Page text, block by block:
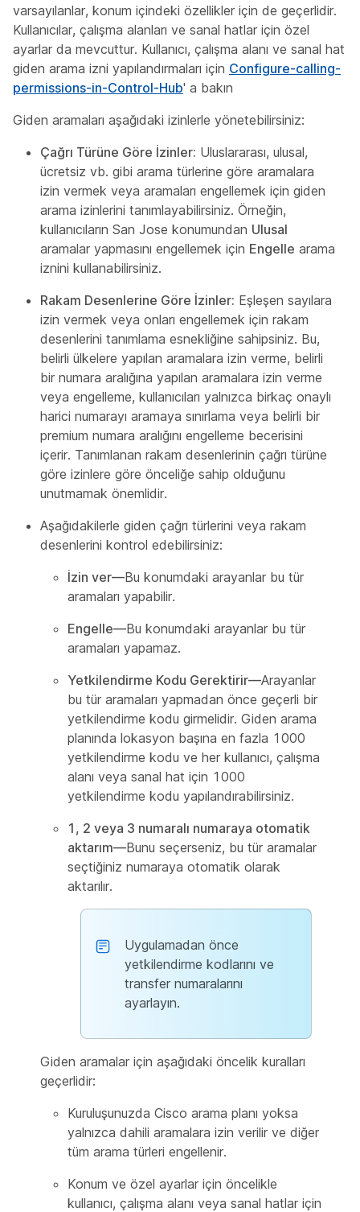
varsayılanlar, konum içindeki özellikler için de geçerlidir.
Kullanıcılar, çalışma alanları ve sanal hatlar için özel
ayarlar da mevcuttur. Kullanıcı, çalışma alanı ve sanal hat
giden arama izni yapılandırmaları için Configure-calling-
permissions-in-Control-Hub' a bakın
Giden aramaları aşağıdaki izinlerle yönetebilirsiniz:
Çağrı Türüne Göre İzinler: Uluslararası, ulusal,
ücretsiz vb. gibi arama türlerine göre aramalara
izin vermek veya aramaları engellemek için giden
arama izinlerini tanımlayabilirsiniz. Örneğin,
kullanıcıların San Jose konumundan Ulusal
aramalar yapmasını engellemek için Engelle arama
iznini kullanabilirsiniz.
Rakam Desenlerine Göre İzinler: Eşleşen sayılara
izin vermek veya onları engellemek için rakam
desenlerini tanımlama esnekliğine sahipsiniz. Bu,
belirli ülkelere yapılan aramalara izin verme, belirli
bir numara aralığına yapılan aramalara izin verme
veya engelleme, kullanıcıları yalnızca birkaç onaylı
harici numarayı aramaya sınırlama veya belirli bir
premium numara aralığını engelleme becerisini
içerir. Tanımlanan rakam desenlerinin çağrı türüne
göre izinlere göre önceliğe sahip olduğunu
unutmamak önemlidir.
Aşağıdakilerle giden çağrı türlerini veya rakam
desenlerini kontrol edebilirsiniz:
İzin ver—Bu konumdaki arayanlar bu tür
aramaları yapabilir.
Engelle—Bu konumdaki arayanlar bu tür
aramaları yapamaz.
Yetkilendirme Kodu Gerektirir—Arayanlar
bu tür aramaları yapmadan önce geçerli bir
yetkilendirme kodu girmelidir. Giden arama
planında lokasyon başına en fazla 1000
yetkilendirme kodu ve her kullanıcı, çalışma
alanı veya sanal hat için 1000
yetkilendirme kodu yapılandırabilirsiniz.
1, 2 veya 3 numaralı numaraya otomatik
aktarım—Bunu seçerseniz, bu tür aramalar
seçtiğiniz numaraya otomatik olarak
aktarılır.
Uygulamadan önce
yetkilendirme kodlarını ve
transfer numaralarını
ayarlayın.
Giden aramalar için aşağıdaki öncelik kuralları
geçerlidir:
Kuruluşunuzda Cisco arama planı yoksa
yalnızca dahili aramalara izin verilir ve diğer
tüm arama türleri engellenir.
Konum ve özel ayarlar için öncelikle
kullanıcı, çalışma alanı veya sanal hatlar için